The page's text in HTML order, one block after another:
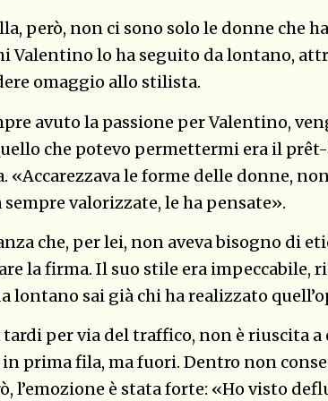
però, non ci sono solo le donne che
Valentino lo ha seguito da lontano,
omaggio allo stilista.
avuto la passione per Valentino,
che potevo permettermi era il
«Accarezzava le forme delle donne,
sempre valorizzate, le ha pensate».
che, per lei, non aveva bisogno di
la firma. Il suo stile era impeccabile,
lontano sai già chi ha realizzato
per via del traffico, non è riuscita
prima fila, ma fuori. Dentro non
l’emozione è stata forte: «Ho visto